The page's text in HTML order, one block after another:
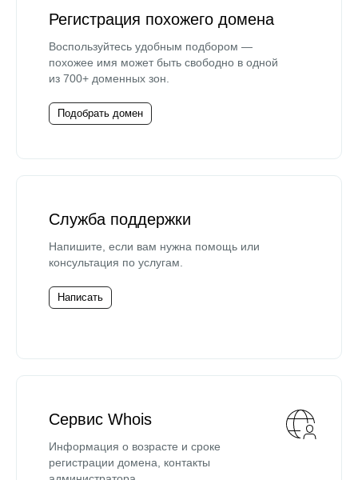
Регистрация похожего домена
Воспользуйтесь удобным подбором —
похожее имя может быть свободно в одной
из 700+ доменных зон.
Подобрать домен
Служба поддержки
Напишите, если вам нужна помощь или
консультация по услугам.
Написать
Сервис Whois
Информация о возрасте и сроке
регистрации домена, контакты